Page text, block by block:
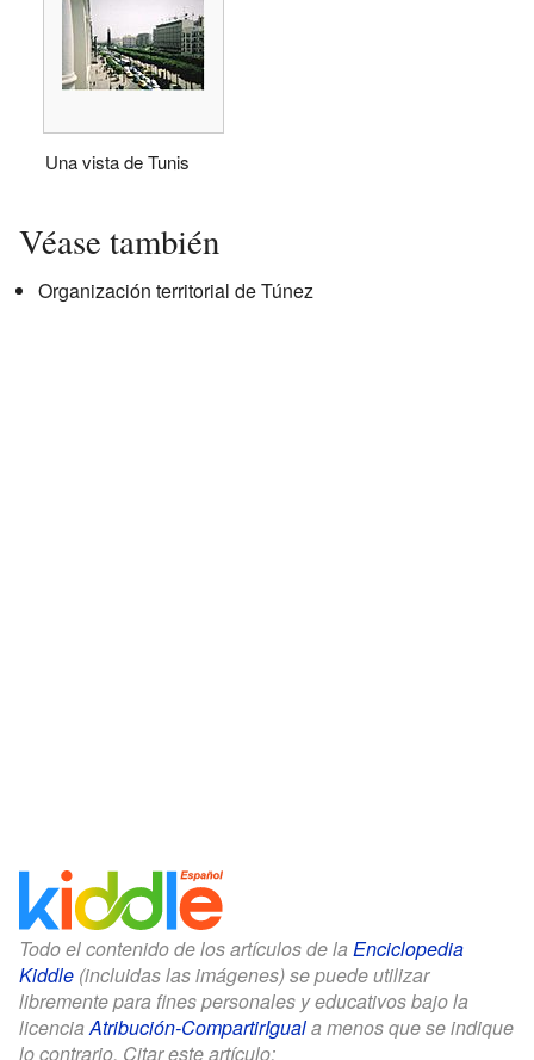
Una vista de Tunis
Véase también
Organización territorial de Túnez
Todo el contenido de los artículos de la Enciclopedia
Kiddle (incluidas las imágenes) se puede utilizar
libremente para fines personales y educativos bajo la
licenciaAtribución-CompartirIguala menos que se indique
lo contrario. Citar este artículo: